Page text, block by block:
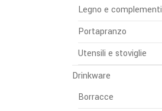
Legno e complementi
Portapranzo
Utensili e stoviglie
Drinkware
Borracce